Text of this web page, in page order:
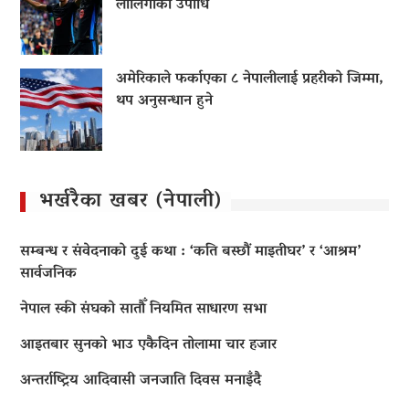
लालिगाको उपाधि
अमेरिकाले फर्काएका ८ नेपालीलाई प्रहरीको जिम्मा,
थप अनुसन्धान हुने
भर्खरैका खबर (नेपाली)
सम्बन्ध र संवेदनाको दुई कथा : ‘कति बस्छौं माइतीघर’ र ‘आश्रम’
सार्वजनिक
नेपाल स्की संघको सातौँ नियमित साधारण सभा
आइतबार सुनको भाउ एकैदिन तोलामा चार हजार
अन्तर्राष्ट्रिय आदिवासी जनजाति दिवस मनाइँदै